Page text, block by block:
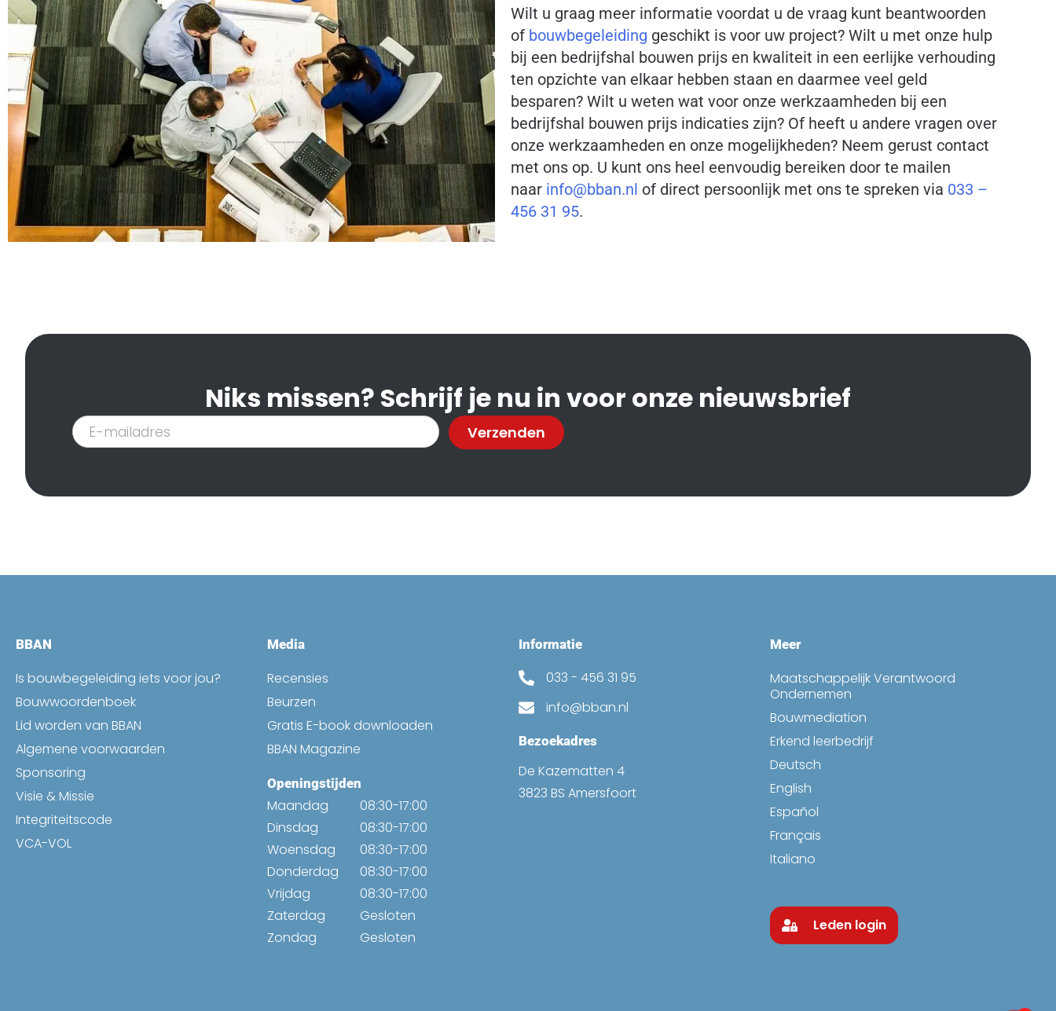
Wilt u graag meer informatie voordat u de vraag kunt beantwoorden
of bouwbegeleiding geschikt is voor uw project? Wilt u met onze hulp
bij een bedrijfshal bouwen prijs en kwaliteit in een eerlijke verhouding
ten opzichte van elkaar hebben staan en daarmee veel geld
besparen? Wilt u weten wat voor onze werkzaamheden bij een
bedrijfshal bouwen prijs indicaties zijn? Of heeft u andere vragen over
onze werkzaamheden en onze mogelijkheden? Neem gerust contact
met ons op. U kunt ons heel eenvoudig bereiken door te mailen
naar info@bban.nl of direct persoonlijk met ons te spreken via 033 –
456 31 95.
Niks missen? Schrijf je nu in voor onze nieuwsbrief
Inschrijven
nieuwsbrief
Verzenden
BBAN
Is bouwbegeleiding iets voor jou?
Bouwwoordenboek
Lid worden van BBAN
Algemene voorwaarden
Sponsoring
Visie & Missie
Integriteitscode
VCA-VOL
Media
Recensies
Beurzen
Gratis E-book downloaden
BBAN Magazine
Openingstijden
Maandag
Dinsdag
Woensdag
Donderdag
Vrijdag
Zaterdag
Zondag
08:30-17:00
08:30-17:00
08:30-17:00
08:30-17:00
08:30-17:00
Gesloten
Gesloten
Informatie
033 - 456 31 95
info@bban.nl
Bezoekadres
De Kazematten 4
3823 BS Amersfoort
Meer
Maatschappelijk Verantwoord
Ondernemen
Bouwmediation
Erkend leerbedrijf
Deutsch
English
Español
Français
Italiano
Leden login